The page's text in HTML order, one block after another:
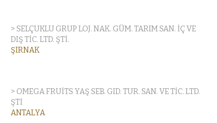
> SELÇUKLU GRUP LOJ. NAK. GÜM. TARIM SAN. İÇ VE
DIŞ TİC. LTD. ŞTİ.
ŞIRNAK
> OMEGA FRUİTS YAŞ SEB. GID. TUR. SAN. VE TİC. LTD.
ŞTİ
ANTALYA